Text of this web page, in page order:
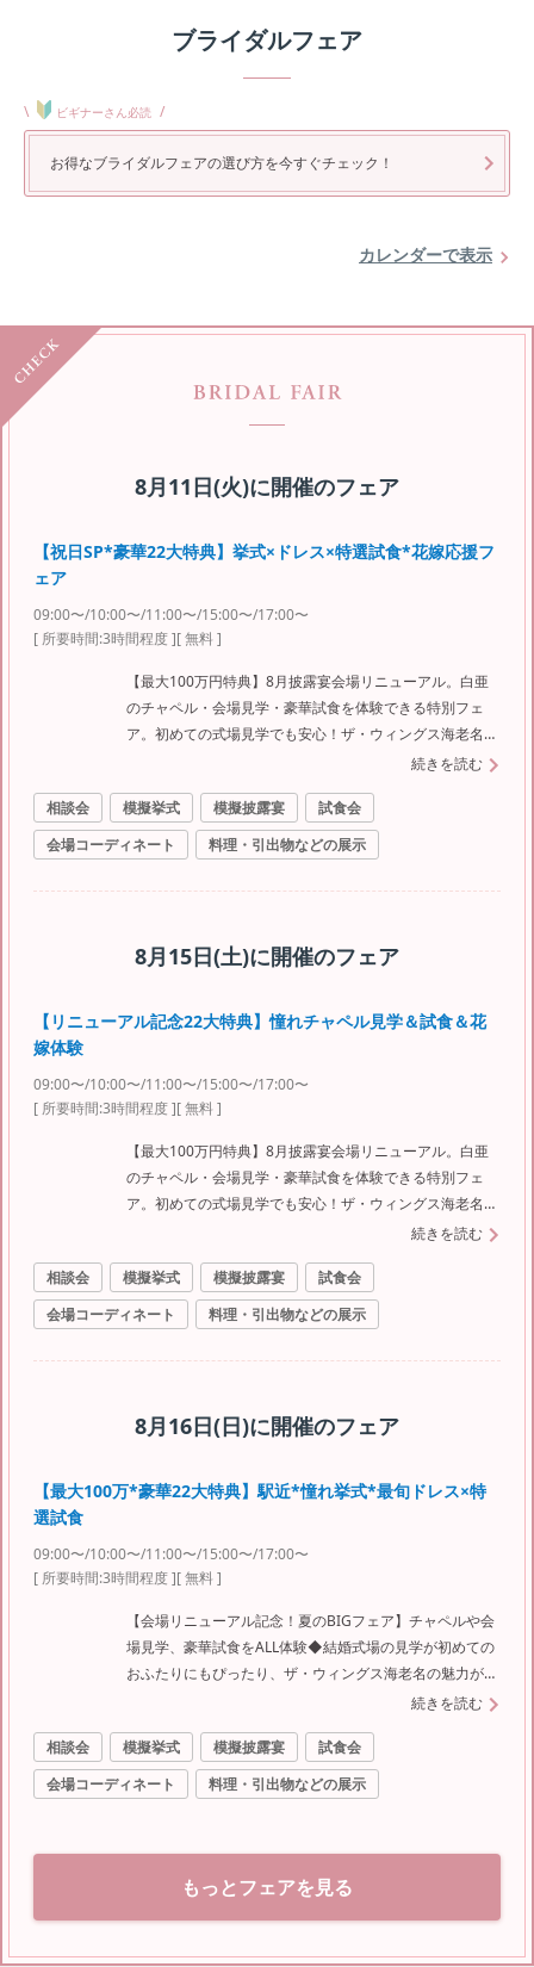
ブライダルフェア
\ ビギナーさん必読 /
お得なブライダルフェアの選び方を今すぐチェック！
カレンダーで表示
8月11日(火)に開催のフェア
【祝日SP*豪華22大特典】挙式×ドレス×特選試食*花嫁応援フ
ェア
09:00〜/10:00〜/11:00〜/15:00〜/17:00〜
[ 所要時間:3時間程度][ 無料 ]
【最大100万円特典】8月披露宴会場リニューアル。白亜
のチャペル・会場見学・豪華試食を体験できる特別フェ
ア。初めての式場見学でも安心！ザ・ウィングス海老名の
魅力を体感。予算面も豪華特典でしっかりサポート！
続きを読む
相談会 模擬挙式 模擬披露宴
試食会
会場コーディネート
料理・引出物などの展示
8月15日(土)に開催のフェア
【リニューアル記念22大特典】憧れチャペル見学＆試食＆花
嫁体験
09:00〜/10:00〜/11:00〜/15:00〜/17:00〜
[ 所要時間:3時間程度][ 無料 ]
【最大100万円特典】8月披露宴会場リニューアル。白亜
のチャペル・会場見学・豪華試食を体験できる特別フェ
ア。初めての式場見学でも安心！ザ・ウィングス海老名の
魅力を体感。予算面も豪華特典でしっかりサポート！
続きを読む
相談会 模擬挙式 模擬披露宴
試食会
会場コーディネート
料理・引出物などの展示
8月16日(日)に開催のフェア
【最大100万*豪華22大特典】駅近*憧れ挙式*最旬ドレス×特
選試食
09:00〜/10:00〜/11:00〜/15:00〜/17:00〜
[ 所要時間:3時間程度][ 無料 ]
【会場リニューアル記念！夏のBIGフェア】チャペルや会
場見学、豪華試食をALL体験◆結婚式場の見学が初めての
おふたりにもぴったり、ザ・ウィングス海老名の魅力が分
かるBIGフェア♪豪華特典で予算の不安も解決！続きを読む
相談会 模擬挙式 模擬披露宴
試食会
会場コーディネート
料理・引出物などの展示
もっとフェアを見る